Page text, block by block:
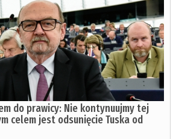
do prawicy: Nie kontynuujmy tej
celem jest odsunięcie Tuska od